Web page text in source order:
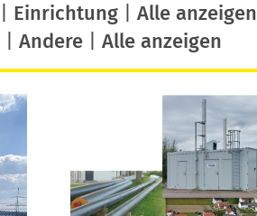
Einrichtung| Alle anzeigen
Andere Alle anzeigen